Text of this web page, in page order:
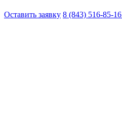
Оставить заявку 8 (843) 516-85-16